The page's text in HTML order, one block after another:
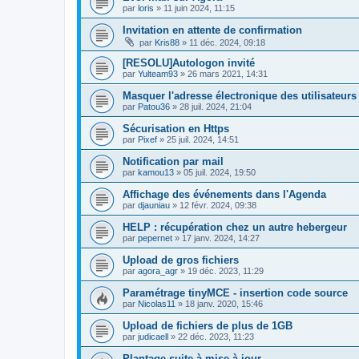
par loris » 11 juin 2024, 11:15
Invitation en attente de confirmation
par Kris88 » 11 déc. 2024, 09:18
[RESOLU]Autologon invité
par Yulteam93 » 26 mars 2021, 14:31
Masquer l'adresse électronique des utilisateurs
par Patou36 » 28 juil. 2024, 21:04
Sécurisation en Https
par Pixef » 25 juil. 2024, 14:51
Notification par mail
par kamou13 » 05 juil. 2024, 19:50
Affichage des événements dans l'Agenda
par djauniau » 12 févr. 2024, 09:38
HELP : récupération chez un autre hebergeur
par pepernet » 17 janv. 2024, 14:27
Upload de gros fichiers
par agora_agr » 19 déc. 2023, 11:29
Paramétrage tinyMCE - insertion code source
par Nicolas11 » 18 janv. 2020, 15:46
Upload de fichiers de plus de 1GB
par judicaell » 22 déc. 2023, 11:23